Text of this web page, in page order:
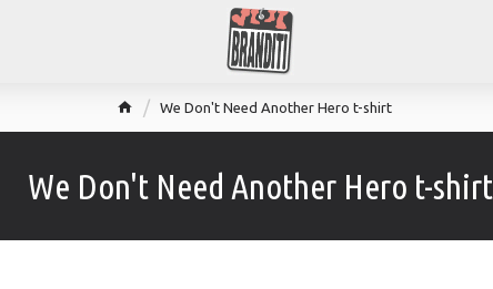
We Don't Need Another Hero t-shirt
We Don't Need Another Hero t-shirt